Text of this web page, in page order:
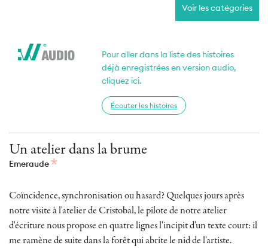
Voir les catégories
Pour aller dans la liste des histoires
déjà enregistrées en version audio,
cliquez ici.
Écouter les histoires
Un atelier dans la brume
Emeraude
Coïncidence, synchronisation ou hasard? Quelques jours après
notre visite à l'atelier de Cristobal, le pilote de notre atelier
d'écriture nous propose en quatre lignes l'incipit d'un texte court: il
me ramène de suite dans la forêt qui abrite le nid de l'artiste.